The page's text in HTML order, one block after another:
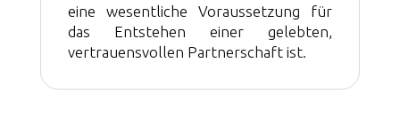
eine wesentliche Voraussetzung für
das Entstehen einer gelebten,
vertrauensvollen Partnerschaft ist.